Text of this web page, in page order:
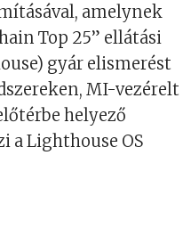
amelynek
Top 25” ellátási
gyár elismerést
MI-vezérelt
helyező
a Lighthouse OS